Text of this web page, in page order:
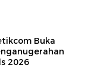
Buka
2026